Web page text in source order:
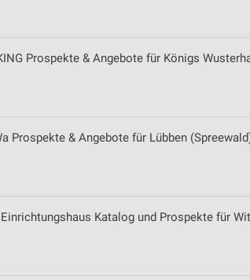
Prospekte & Angebote für Königs
Prospekte & Angebote für Lübben
Einrichtungshaus Katalog und Prospekte für